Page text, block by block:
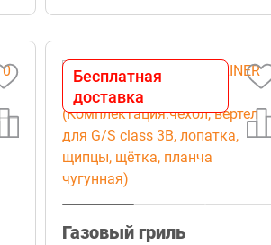
Бесплатная
доставка
Газовый гриль